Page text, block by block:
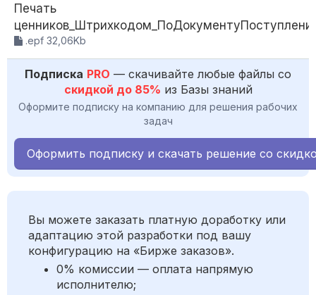
Печать
.epf 32,06Kb
Подписка PRO — скачивайте любые файлы со
скидкой до 85% из Базы знаний
Оформите подписку на компанию для решения рабочих
задач
Оформить подписку и скачать решение со
Вы можете заказать платную доработку или
адаптацию этой разработки под вашу
конфигурацию на «Бирже заказов».
0% комиссии — оплата напрямую
исполнителю;